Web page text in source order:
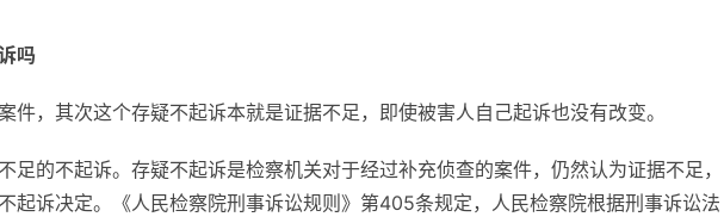
吗
件，其次这个存疑不起诉本就是证据不足，即使被害人自己起诉也没有改变。
足的不起诉。存疑不起诉是检察机关对于经过补充侦查的案件，仍然认为证据不足，
起诉决定。《人民检察院刑事诉讼规则》第405条规定，人民检察院根据刑事诉讼法